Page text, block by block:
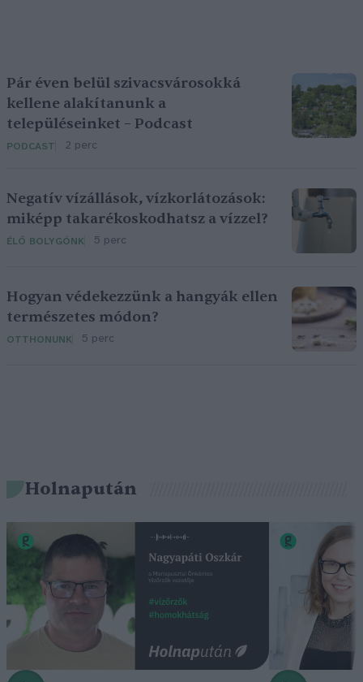
Pár éven belül szivacsvárosokká
kellene alakítanunk a
településeinket – Podcast
PODCAST 2 perc
Negatív vízállások, vízkorlátozások:
miképp takarékoskodhatsz a vízzel?
ÉLŐ BOLYGÓNK 5 perc
Hogyan védekezzünk a hangyák ellen
természetes módon?
OTTHONUNK 5 perc
Holnapután